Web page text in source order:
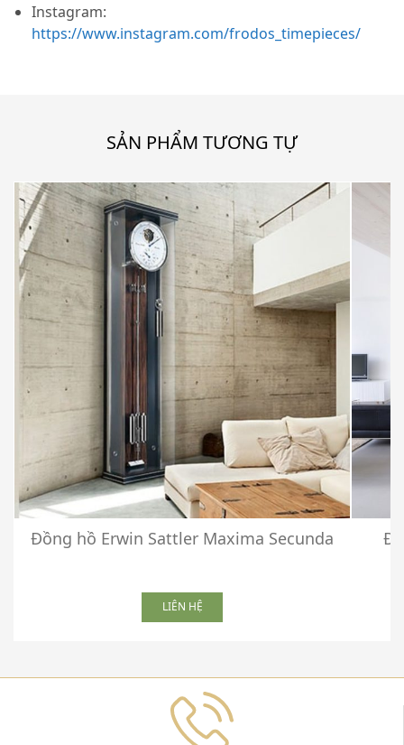
Instagram:
https://www.instagram.com/frodos_timepieces/
SẢN PHẨM TƯƠNG TỰ
Đồng hồ Erwin Sattler Maxima Secunda
LIÊN HỆ